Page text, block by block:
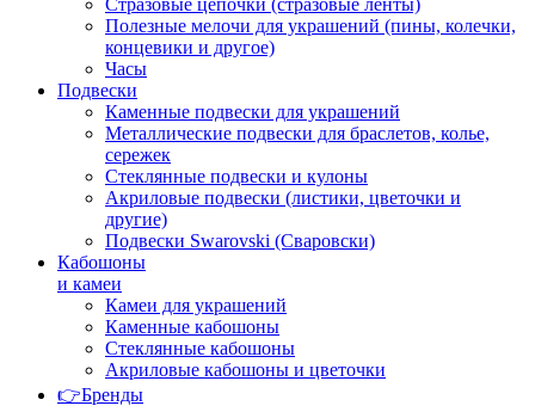
Стразовые цепочки (стразовые ленты)
Полезные мелочи для украшений (пины, колечки,
концевики и другое)
Часы
Подвески
Каменные подвески для украшений
Металлические подвески для браслетов, колье,
сережек
Стеклянные подвески и кулоны
Акриловые подвески (листики, цветочки и
другие)
Подвески Swarovski (Сваровски)
Кабошоны
и камеи
Камеи для украшений
Каменные кабошоны
Стеклянные кабошоны
Акриловые кабошоны и цветочки
👉Бренды